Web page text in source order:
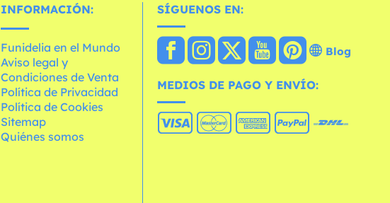
INFORMACIÓN:
Funidelia en el Mundo
Aviso legal y
Condiciones de Venta
Política de Privacidad
Política de Cookies
Sitemap
Quiénes somos
SÍGUENOS EN:
Blog
MEDIOS DE PAGO Y ENVÍO: